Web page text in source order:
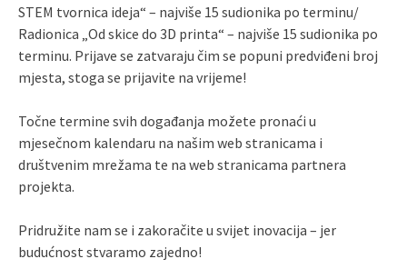
STEM tvornica ideja“ – najviše 15 sudionika po terminu/
Radionica „Od skice do 3D printa“ – najviše 15 sudionika po
terminu. Prijave se zatvaraju čim se popuni predviđeni broj
mjesta, stoga se prijavite na vrijeme!
Točne termine svih događanja možete pronaći u
mjesečnom kalendaru na našim web stranicama i
društvenim mrežama te na web stranicama partnera
projekta.
Pridružite nam se i zakoračite u svijet inovacija – jer
budućnost stvaramo zajedno!